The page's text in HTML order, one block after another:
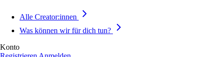
Alle Creator:innen
Was können wir für dich tun?
Konto